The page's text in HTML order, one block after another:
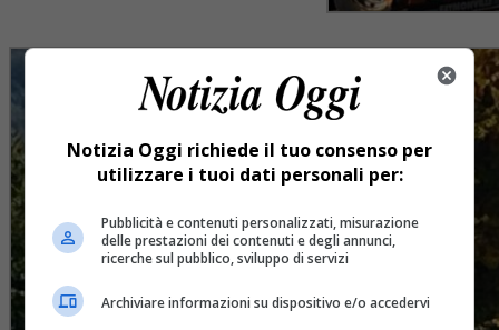
Notizia Oggi richiede il tuo consenso per
utilizzare i tuoi dati personali per:
Pubblicità e contenuti personalizzati, misurazione
delle prestazioni dei contenuti e degli annunci,
ricerche sul pubblico, sviluppo di servizi
Archiviare informazioni su dispositivo e/o accedervi